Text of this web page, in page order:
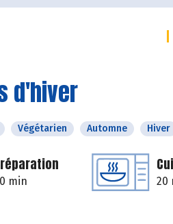
d'hiver
Végétarien Automne Hiver
min 20